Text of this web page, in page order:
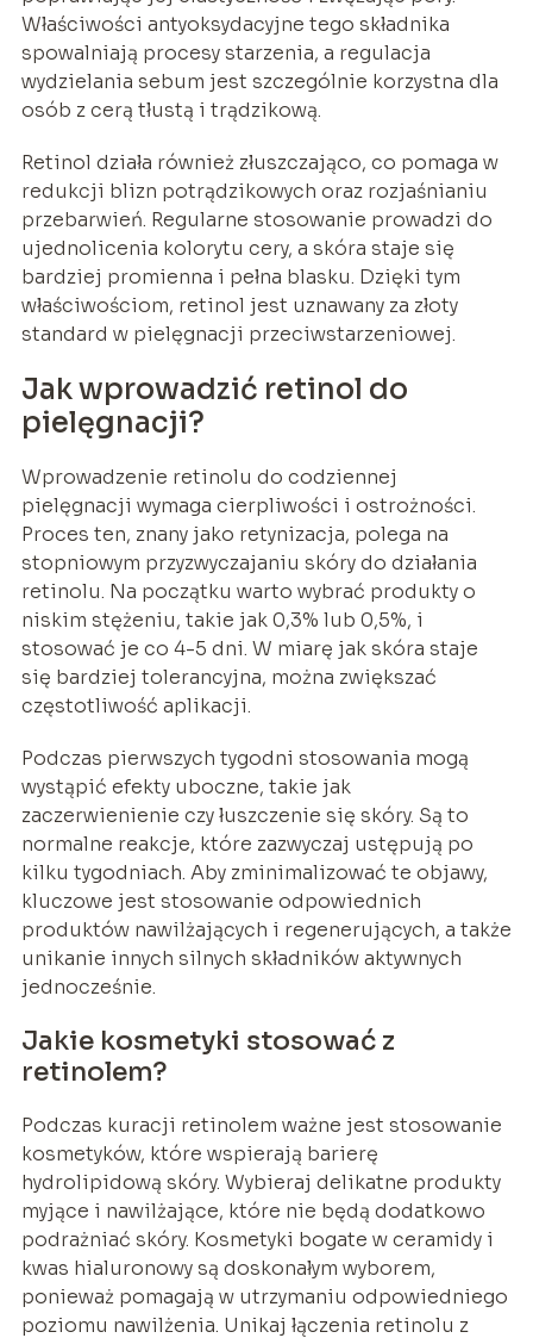
Właściwości antyoksydacyjne tego składnika
spowalniają procesy starzenia, a regulacja
wydzielania sebum jest szczególnie korzystna dla
osób z cerą tłustą i trądzikową.
Retinol działa również złuszczająco, co pomaga w
redukcji blizn potrądzikowych oraz rozjaśnianiu
przebarwień. Regularne stosowanie prowadzi do
ujednolicenia kolorytu cery, a skóra staje się
bardziej promienna i pełna blasku. Dzięki tym
właściwościom, retinol jest uznawany za złoty
standard w pielęgnacji przeciwstarzeniowej.
Jak wprowadzić retinol do
pielęgnacji?
Wprowadzenie retinolu do codziennej
pielęgnacji wymaga cierpliwości i ostrożności.
Proces ten, znany jako retynizacja, polega na
stopniowym przyzwyczajaniu skóry do działania
retinolu. Na początku warto wybrać produkty o
niskim stężeniu, takie jak 0,3% lub 0,5%, i
stosować je co 4-5 dni. W miarę jak skóra staje
się bardziej tolerancyjna, można zwiększać
częstotliwość aplikacji.
Podczas pierwszych tygodni stosowania mogą
wystąpić efekty uboczne, takie jak
zaczerwienienie czy łuszczenie się skóry. Są to
normalne reakcje, które zazwyczaj ustępują po
kilku tygodniach. Aby zminimalizować te objawy,
kluczowe jest stosowanie odpowiednich
produktów nawilżających i regenerujących, a także
unikanie innych silnych składników aktywnych
jednocześnie.
Jakie kosmetyki stosować z
retinolem?
Podczas kuracji retinolem ważne jest stosowanie
kosmetyków, które wspierają barierę
hydrolipidową skóry. Wybieraj delikatne produkty
myjące i nawilżające, które nie będą dodatkowo
podrażniać skóry. Kosmetyki bogate w ceramidy i
kwas hialuronowy są doskonałym wyborem,
ponieważ pomagają w utrzymaniu odpowiedniego
poziomu nawilżenia. Unikaj łączenia retinolu z